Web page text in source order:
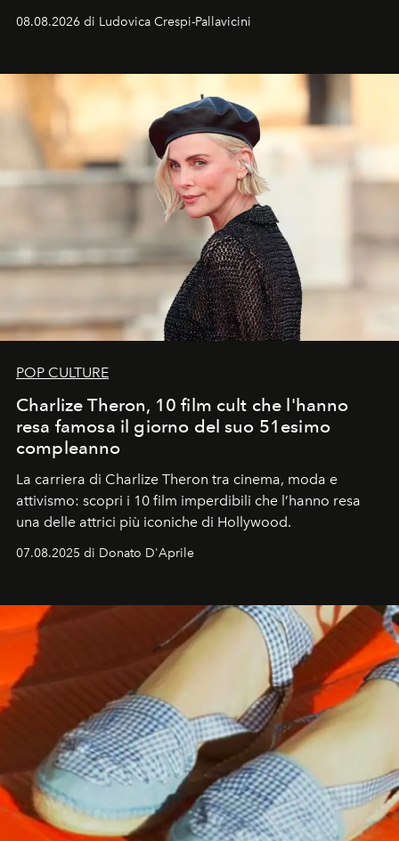
favorevole della Luna nuova in Leone del 12 agosto,
ideale per la notte delle Perseidi.
08.08.2026 di Ludovica Crespi-Pallavicini
POP CULTURE
Charlize Theron, 10 film cult che l'hanno
resa famosa il giorno del suo 51esimo
compleanno
La carriera di Charlize Theron tra cinema, moda e
attivismo: scopri i 10 film imperdibili che l’hanno resa
una delle attrici più iconiche di Hollywood.
07.08.2025 di Donato D'Aprile